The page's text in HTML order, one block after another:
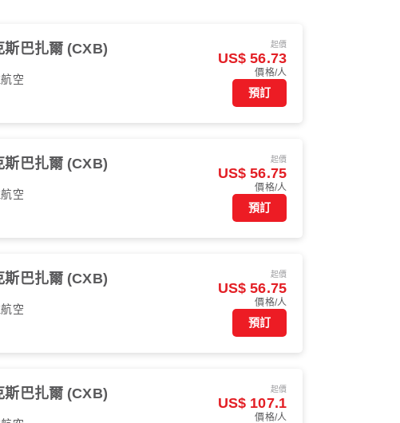
斯巴扎爾 (CXB)
空
起價
US$ 56.73
價格/人
預訂
斯巴扎爾 (CXB)
空
起價
US$ 56.75
價格/人
預訂
斯巴扎爾 (CXB)
空
起價
US$ 56.75
價格/人
預訂
斯巴扎爾 (CXB) 起價
US$ 107.1
價格/人